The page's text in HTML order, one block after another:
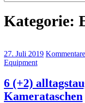
Kategorie:
27. Juli 2019 Kommentare
Equipment
6 (+2)
Kamerataschen